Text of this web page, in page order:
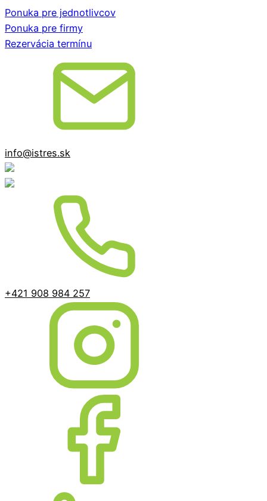
Ponuka pre jednotlivcov
Ponuka pre firmy
Rezervácia termínu
info@istres.sk
+421 908 984 257